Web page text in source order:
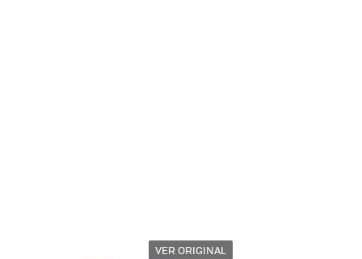
VER ORIGINAL